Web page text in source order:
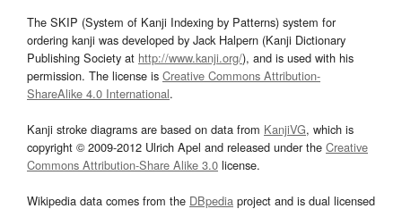
The SKIP (System of Kanji Indexing by Patterns) system for
ordering kanji was developed by Jack Halpern (Kanji Dictionary
Publishing Society at http://www.kanji.org/), and is used with his
permission. The license is Creative Commons Attribution-
ShareAlike 4.0 International.
Kanji stroke diagrams are based on data from KanjiVG, which is
copyright © 2009-2012 Ulrich Apel and released under the Creative
Commons Attribution-Share Alike 3.0 license.
Wikipedia data comes from the DBpedia project and is dual licensed